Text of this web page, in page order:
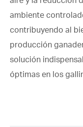
ambiente
contribuyendo al
producción
solución
óptimas en los